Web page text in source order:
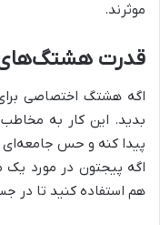
موثرند.
قدرت هشتگ‌های
اگه هشتگ اختصاصی برای
بدید. این کار به
پیدا کنه و حس جامعه‌ای
اگه پیجتون در مورد
هم استفاده کنید تا در